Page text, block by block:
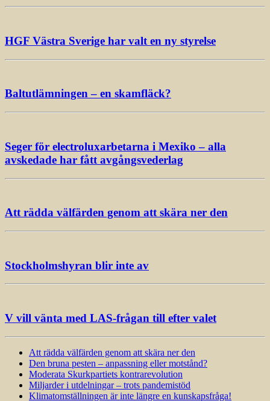
HGF Västra Sverige har valt en ny styrelse
Baltutlämningen – en skamfläck?
Seger för electroluxarbetarna i Mexiko – alla
avskedade har fått avgångsvederlag
Att rädda välfärden genom att skära ner den
Stockholmshyran blir inte av
V vill vänta med LAS-frågan till efter valet
Att rädda välfärden genom att skära ner den
Den bruna pesten – anpassning eller motstånd?
Moderata Skurkpartiets kontrarevolution
Miljarder i utdelningar – trots pandemistöd
Klimatomställningen är inte längre en kunskapsfråga!